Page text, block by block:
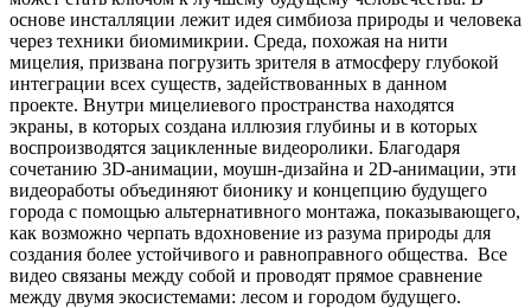
основе инсталляции лежит идея симбиоза природы и человека
через техники биомимикрии. Среда, похожая на нити
мицелия, призвана погрузить зрителя в атмосферу глубокой
интеграции всех существ, задействованных в данном
проекте. Внутри мицелиевого пространства находятся
экраны, в которых создана иллюзия глубины и в которых
воспроизводятся зацикленные видеоролики. Благодаря
сочетанию 3D-анимации, моушн-дизайна и 2D-анимации, эти
видеоработы объединяют бионику и концепцию будущего
города с помощью альтернативного монтажа, показывающего,
как возможно черпать вдохновение из разума природы для
создания более устойчивого и равноправного общества. Все
видео связаны между собой и проводят прямое сравнение
между двумя экосистемами: лесом и городом будущего.